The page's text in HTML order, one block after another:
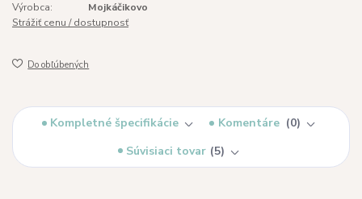
Výrobca:
Mojkáčikovo
Strážiť cenu / dostupnosť
Do obľúbených
Kompletné špecifikácie Komentáre
0
Súvisiaci tovar 5